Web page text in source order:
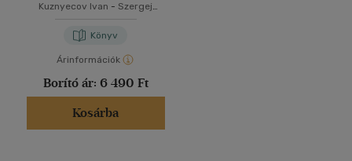
Kuznyecov Ivan - Szergej
Könyv
Árinformációk
Borító ár: 6 490 Ft
Kosárba